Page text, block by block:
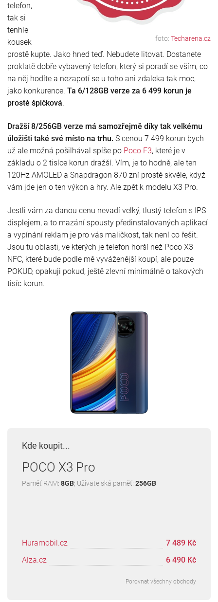
foto: Techarena.cz
telefon,
tak si
tenhle
kousek
prostě kupte. Jako hned teď. Nebudete litovat. Dostanete
proklatě dobře vybavený telefon, který si poradí se vším, co
na něj hodíte a nezapotí se u toho ani zdaleka tak moc,
jako konkurence. Ta 6/128GB verze za 6 499 korun je
prostě špičková.
Dražší 8/256GB verze má samozřejmě díky tak velkému
úložišti také své místo na trhu. S cenou 7 499 korun bych
už ale možná pošilhával spíše po Poco F3, které je v
základu o 2 tisíce korun dražší. Vím, je to hodně, ale ten
120Hz AMOLED a Snapdragon 870 zní prostě skvěle, když
vám jde jen o ten výkon a hry. Ale zpět k modelu X3 Pro.
Jestli vám za danou cenu nevadí velký, tlustý telefon s IPS
displejem, a to mazání spousty předinstalovaných aplikací
a vypínání reklam je pro vás maličkost, tak není co řešit.
Jsou tu oblasti, ve kterých je telefon horší než Poco X3
NFC, které bude podle mě vyváženější koupí, ale pouze
POKUD, opakuji pokud, ještě zlevní minimálně o takových
tisíc korun.
Kde koupit...
POCO X3 Pro
Paměť RAM: 8GB; Uživatelská paměť: 256GB
Huramobil.cz
7 489 Kč
Alza.cz
6 490 Kč
Porovnat všechny obchody